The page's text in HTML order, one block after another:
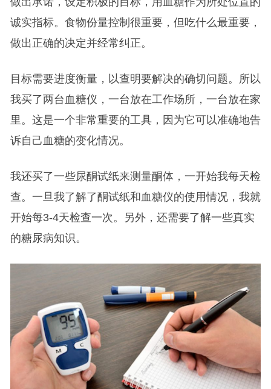
诚实指标。食物份量控制很重要，但吃什么最重要，
做出正确的决定并经常纠正。
目标需要进度衡量，以查明要解决的确切问题。所以
我买了两台血糖仪，一台放在工作场所，一台放在家
里。这是一个非常重要的工具，因为它可以准确地告
诉自己血糖的变化情况。
我还买了一些尿酮试纸来测量酮体，一开始我每天检
查。一旦我了解了酮试纸和血糖仪的使用情况，我就
开始每3-4天检查一次。另外，还需要了解一些真实
的糖尿病知识。